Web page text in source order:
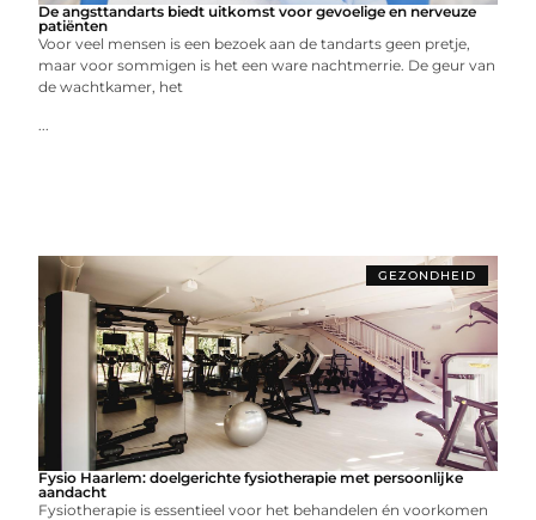
De angsttandarts biedt uitkomst voor gevoelige en nerveuze
patiënten
Voor veel mensen is een bezoek aan de tandarts geen pretje,
maar voor sommigen is het een ware nachtmerrie. De geur van
de wachtkamer, het
...
GEZONDHEID
Fysio Haarlem: doelgerichte fysiotherapie met persoonlijke
aandacht
Fysiotherapie is essentieel voor het behandelen én voorkomen